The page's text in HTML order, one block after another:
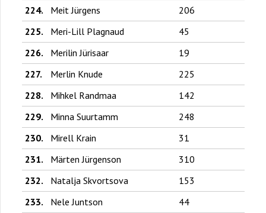
224.
Meit Jürgens
206
225.
Meri-Lill Plagnaud
45
226.
Merilin Jürisaar
19
227.
Merlin Knude
225
228.
Mihkel Randmaa
142
229.
Minna Suurtamm
248
230.
Mirell Krain
31
231.
Märten Jürgenson
310
232.
Natalja Skvortsova
153
233.
Nele Juntson
44